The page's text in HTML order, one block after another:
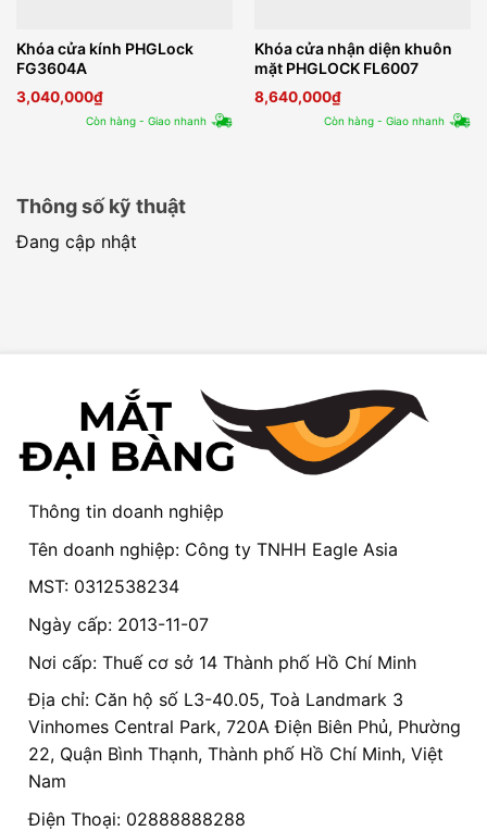
Khóa cửa kính PHGLock
FG3604A
3,040,000₫
Còn hàng - Giao nhanh
Khóa cửa nhận diện khuôn
mặt PHGLOCK FL6007
8,640,000₫
Còn hàng - Giao nhanh
Thông số kỹ thuật
Đang cập nhật
Thông tin doanh nghiệp
Tên doanh nghiệp: Công ty TNHH Eagle Asia
MST: 0312538234
Ngày cấp: 2013-11-07
Nơi cấp: Thuế cơ sở 14 Thành phố Hồ Chí Minh
Địa chỉ: Căn hộ số L3-40.05, Toà Landmark 3
Vinhomes Central Park, 720A Điện Biên Phủ, Phường
22, Quận Bình Thạnh, Thành phố Hồ Chí Minh, Việt
Nam
Điện Thoại: 02888888288